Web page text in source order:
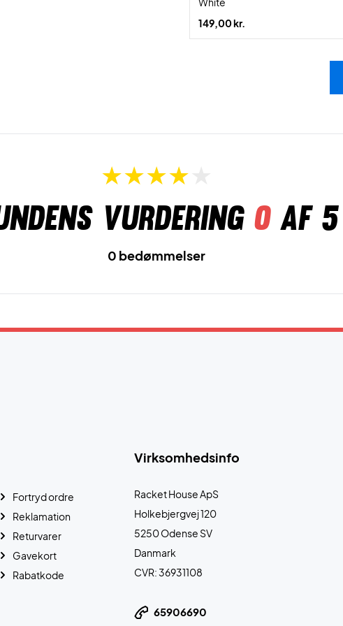
149,00 kr.
vurdering 0af 5
0 bedømmelser
Virksomhedsinfo
Racket House ApS
Holkebjergvej 120
5250 Odense SV
Danmark
CVR: 36931108
65906690
Fortryd ordre
Reklamation
Returvarer
Gavekort
Rabatkode